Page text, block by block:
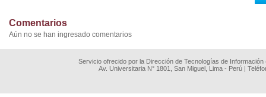
Comentarios
Aún no se han ingresado comentarios
Servicio ofrecido por la Dirección de Tecnologías de
Av. Universitaria N° 1801, San Miguel, Lima - Perú |